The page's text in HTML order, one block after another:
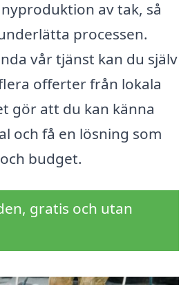
av tak, så
processen.
vår tjänst kan du själv
offerter från lokala
gör att du kan känna
och få en lösning som
budget.
gratis och utan